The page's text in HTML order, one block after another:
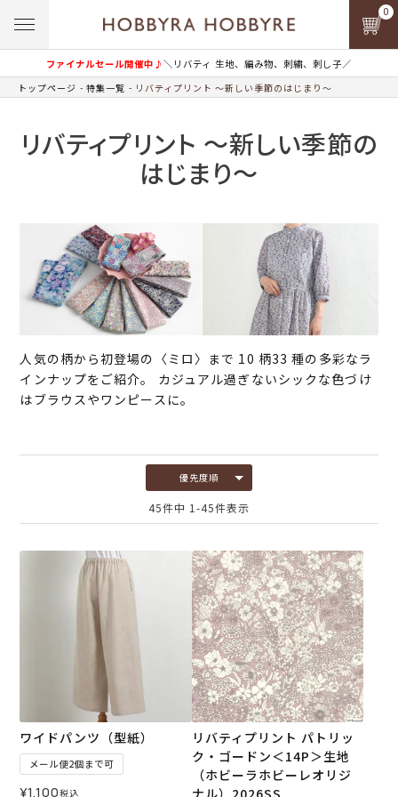
ファイナルセール開催中♪＼リバティ 生地、編み物、刺繍、刺し子／
0
トップページ 特集一覧 リバティプリント ～新しい季節のはじまり～
リバティプリント ～新しい季節の
はじまり～
人気の柄から初登場の〈ミロ〉まで 10 柄33 種の多彩なラ
インナップをご紹介。 カジュアル過ぎないシックな色づけ
はブラウスやワンピースに。
優先度順
45件中 1 -45件表示
ワイドパンツ（型紙）
メール便2個まで可
¥1,100税込
リバティプリント パトリッ
ク・ゴードン＜14P＞生地
（ホビーラホビーレオリジ